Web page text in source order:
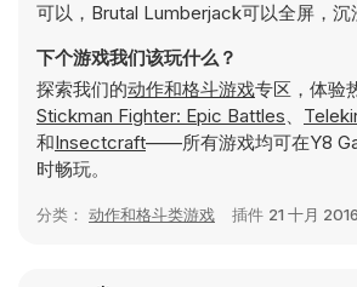
可以，Brutal Lumberjack可以全屏，沉
下个游戏我们该玩什么？
探索我们的动作和格斗游戏专区，体验
Stickman Fighter: Epic Battles、
和Insectcraft——所有游戏均可在Y8
时畅玩。
分类： 动作和格斗类游戏 插件 21 十月 2016